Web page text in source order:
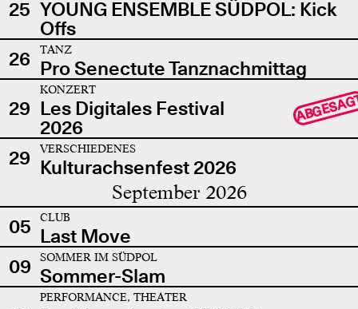
25 YOUNG ENSEMBLE SÜDPOL: Kick
Offs
26
TANZ
Pro Senectute Tanznachmittag
29
KONZERT
Les Digitales Festival
2026
29 VERSCHIEDENES
Kulturachsenfest 2026
September 2026
05 CLUB
Last Move
09
SOMMER IM SÜDPOL
Sommer-Slam
PERFORMANCE, THEATER